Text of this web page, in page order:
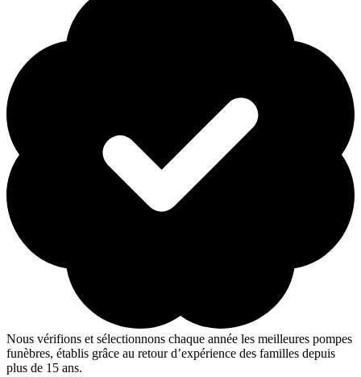
Nous vérifions et sélectionnons chaque année les meilleures pompes
funèbres, établis grâce au retour d’expérience des familles depuis
plus de 15 ans.